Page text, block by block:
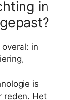
in
in
is
reden. Het